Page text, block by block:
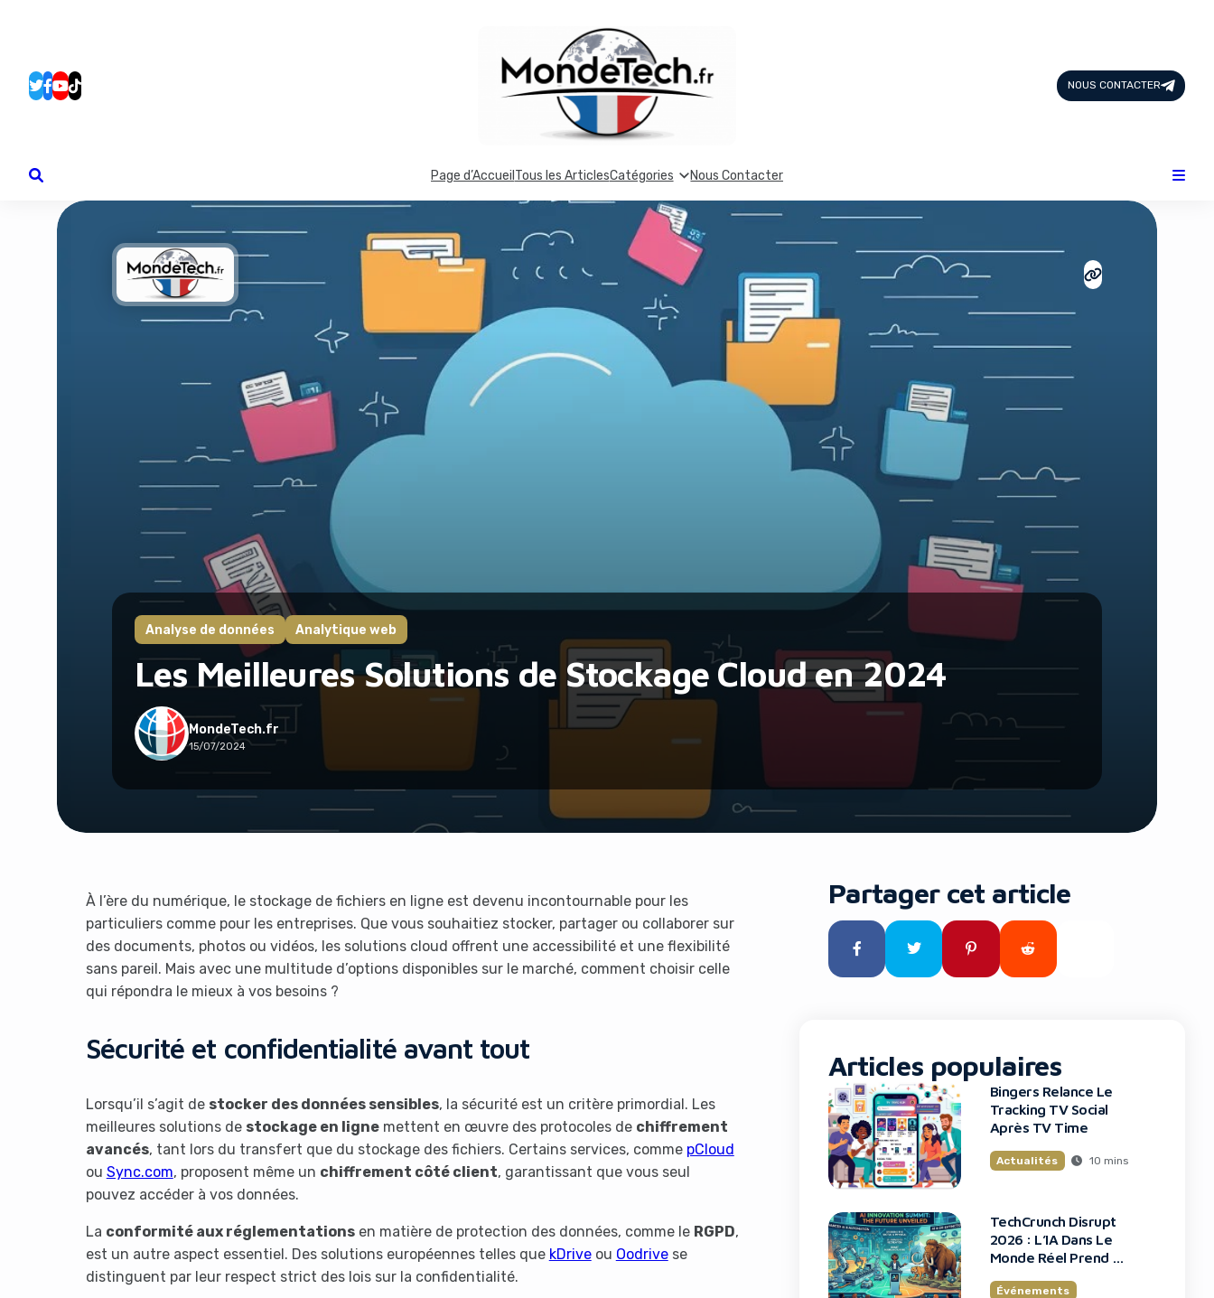
NOUS CONTACTER
Page d’Accueil Tous les ArticlesCatégories Nous Contacter
Analyse de données Analytique web
Les Meilleures Solutions de Stockage Cloud en 2024
MondeTech.fr
15/07/2024
À l’ère du numérique, le stockage de fichiers en ligne est devenu incontournable pour les
particuliers comme pour les entreprises. Que vous souhaitiez stocker, partager ou collaborer sur
des documents, photos ou vidéos, les solutions cloud offrent une accessibilité et une flexibilité
sans pareil. Mais avec une multitude d’options disponibles sur le marché, comment choisir celle
qui répondra le mieux à vos besoins ?
Sécurité et confidentialité avant tout
Lorsqu’il s’agit de stocker des données sensibles, la sécurité est un critère primordial. Les
meilleures solutions de stockage en lignemettent en œuvre des protocoles de chiffrement
avancés, tant lors du transfert que du stockage des fichiers. Certains services, comme pCloud
ou Sync.com, proposent même un chiffrement côté client, garantissant que vous seul
pouvez accéder à vos données.
La conformité aux réglementationsen matière de protection des données, comme le RGPD,
est un autre aspect essentiel. Des solutions européennes telles que kDriveou Oodrivese
distinguent par leur respect strict des lois sur la confidentialité.
Partager cet article
Articles populaires
Bingers Relance Le
Tracking TV Social
Après TV Time
Actualités 10 mins
TechCrunch Disrupt
2026 : L’IA Dans Le
Monde Réel Prend La
Événements
Design & Créativité
Famille
Finance
Intelligence Artificielle
Lifestyle
Marketing & Ventes
Produits physiques
Santé et Forme
Social & Communauté
Tech & Développement
Travail & Productivité